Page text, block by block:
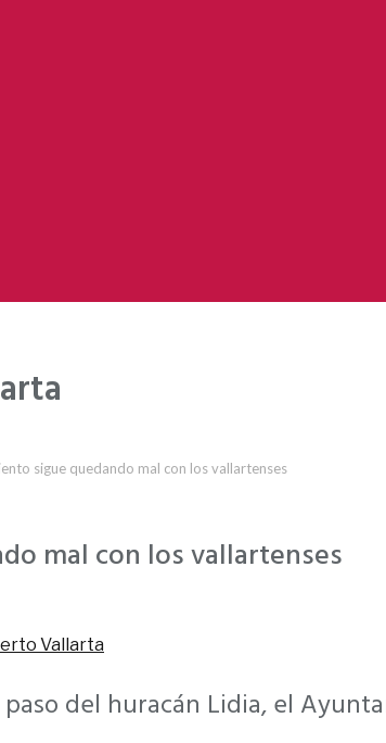
sigue quedando mal con los vallartenses
mal con los vallartenses
Vallarta
paso del huracán Lidia, el